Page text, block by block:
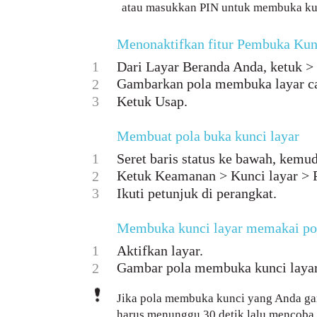
atau masukkan PIN untuk membuka
Menonaktifkan fitur Pembuka
1
Dari Layar Beranda Anda, ketuk
2
Gambarkan pola membuka layar
3
Ketuk Usap.
Membuat pola buka kunci layar
1
Seret baris status ke bawah,
2
Ketuk Keamanan > Kunci layar >
3
Ikuti petunjuk di perangkat.
Membuka kunci layar memakai
1
Aktifkan layar.
2
Gambar pola membuka kunci
Jika pola membuka kunci yang Anda